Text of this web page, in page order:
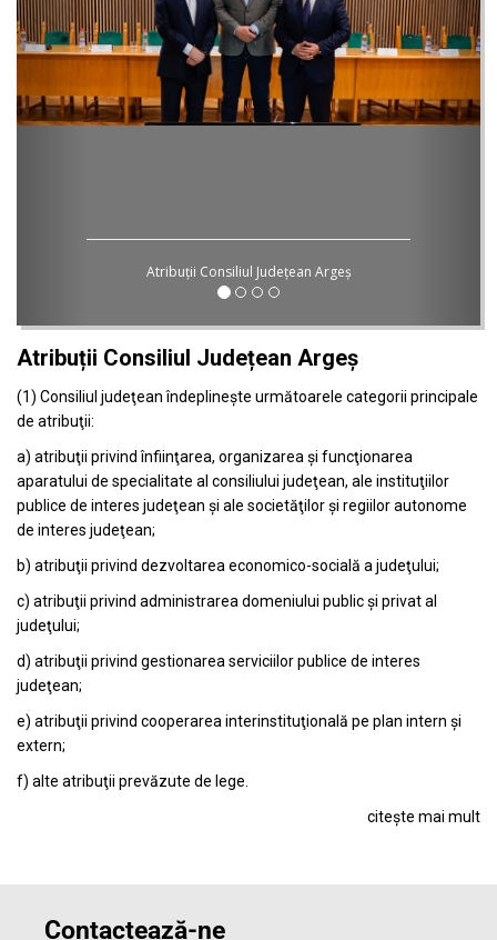
Atribuții Consiliul Județean Argeș
Atribuții Consiliul Județean Argeș
(1) Consiliul judeţean îndeplineşte următoarele categorii principale
de atribuţii:
a) atribuţii privind înfiinţarea, organizarea şi funcţionarea
aparatului de specialitate al consiliului judeţean, ale instituţiilor
publice de interes judeţean şi ale societăţilor şi regiilor autonome
de interes judeţean;
b) atribuţii privind dezvoltarea economico-socială a judeţului;
c) atribuţii privind administrarea domeniului public şi privat al
judeţului;
d) atribuţii privind gestionarea serviciilor publice de interes
judeţean;
e) atribuţii privind cooperarea interinstituţională pe plan intern şi
extern;
f) alte atribuţii prevăzute de lege.
citește mai mult